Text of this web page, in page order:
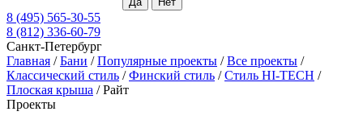
8 (495) 565-30-55
8 (812) 336-60-79
Санкт-Петербург
Главная /Бани /Популярные проекты /Все проекты /
Классический стиль /Финский стиль /Стиль HI-TECH /
Плоская крыша /Райт
Проекты